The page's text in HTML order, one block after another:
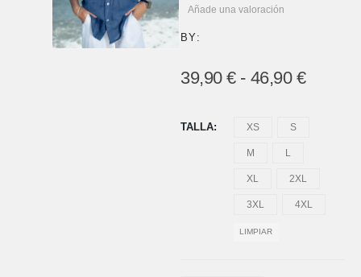
Añade una valoración
BY:
39,90€ - 46,90 €
TALLA XS S
M L
XL 2XL
3XL 4XL
LIMPIAR